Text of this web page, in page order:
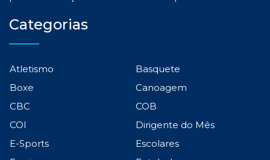
Categorias
Atletismo
Basquete
Boxe
Canoagem
CBC
COB
COI
Dirigente do Mês
E-Sports
Escolares